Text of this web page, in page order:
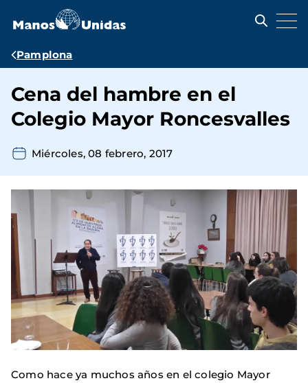
contenido
Ruta
navegación
Pamplona
Cena del hambre en el
Colegio Mayor Roncesvalles
Miércoles, 08 febrero, 2017
Como hace ya muchos años en el colegio Mayor